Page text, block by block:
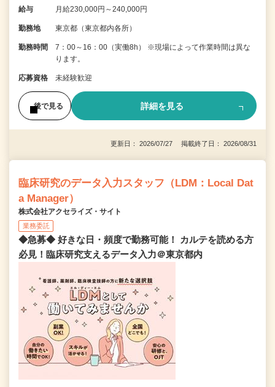
給与 月給230,000円～240,000円
勤務地 東京都（東京都内各所）
勤務時間
7：00～16：00（実働8h） ※現場によって作業時間は異な
ります。
応募資格 未経験歓迎
後で見る 詳細を見る
更新日： 2026/07/27 掲載終了日： 2026/08/31
臨床研究のデータ入力スタッフ（LDM：Local Dat
a Manager）
株式会社アクセライズ・サイト
業務委託
◆急募◆ 好きな日・頻度で勤務可能！ カルテを読める方
必見！臨床研究支えるデータ入力＠東京都内